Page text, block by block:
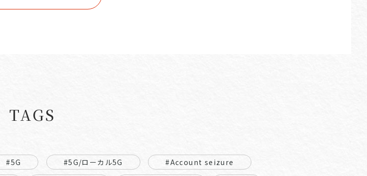
TAGS
#5G #5G/ローカル5G
#Account seizure